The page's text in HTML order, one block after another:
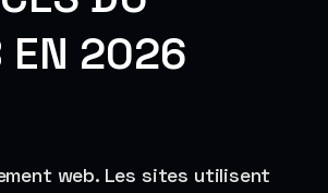
EN 2026
web. Les sites utilisent